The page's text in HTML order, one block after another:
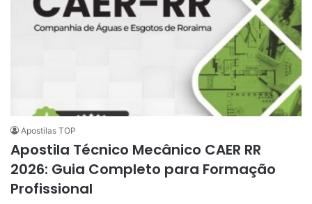
Apostilas TOP
Apostila Técnico Mecânico CAER RR
2026: Guia Completo para Formação
Profissional